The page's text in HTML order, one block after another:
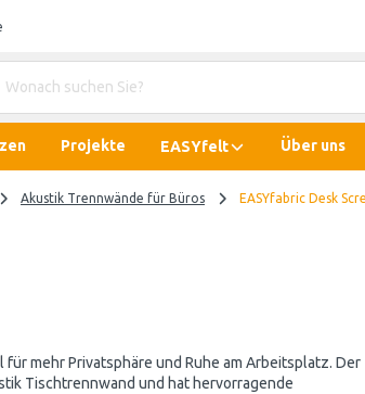
Projekte EASYfelt Über uns
Akustik Trennwände für Büros EASYfabric Desk
mehr Privatsphäre und Ruhe am Arbeitsplatz. Der
Tischtrennwand und hat hervorragende